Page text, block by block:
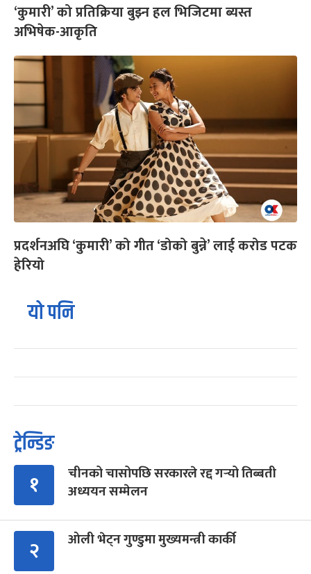
‘कुमारी’ को प्रतिक्रिया बुझ्न हल भिजिटमा ब्यस्त
अभिषेक-आकृति
प्रदर्शनअघि ‘कुमारी’ को गीत ‘डोको बुन्ने’ लाई करोड पटक
हेरियो
यो पनि
ट्रेन्डिङ
१
चीनको चासोपछि सरकारले रद्द गर्‍यो तिब्बती
अध्ययन सम्मेलन
२ ओली भेट्न गुण्डुमा मुख्यमन्त्री कार्की